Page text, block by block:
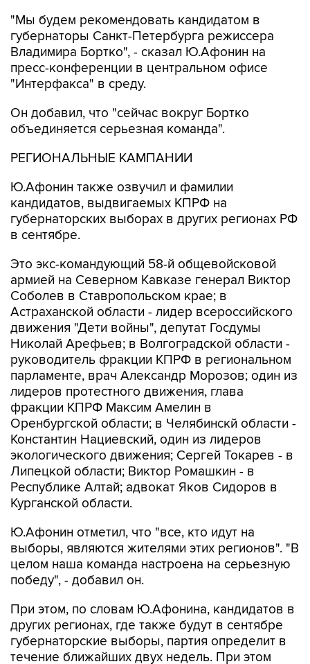
"Мы будем рекомендовать кандидатом в
губернаторы Санкт-Петербурга режиссера
Владимира Бортко", - сказал Ю.Афонин на
пресс-конференции в центральном офисе
"Интерфакса" в среду.
Он добавил, что "сейчас вокруг Бортко
объединяется серьезная команда".
РЕГИОНАЛЬНЫЕ КАМПАНИИ
Ю.Афонин также озвучил и фамилии
кандидатов, выдвигаемых КПРФ на
губернаторских выборах в других регионах РФ
в сентябре.
Это экс-командующий 58-й общевойсковой
армией на Северном Кавказе генерал Виктор
Соболев в Ставропольском крае; в
Астраханской области - лидер всероссийского
движения "Дети войны", депутат Госдумы
Николай Арефьев; в Волгоградской области -
руководитель фракции КПРФ в региональном
парламенте, врач Александр Морозов; один из
лидеров протестного движения, глава
фракции КПРФ Максим Амелин в
Оренбургской области; в Челябинскй области -
Константин Нациевский, один из лидеров
экологического движения; Сергей Токарев - в
Липецкой области; Виктор Ромашкин - в
Республике Алтай; адвокат Яков Сидоров в
Курганской области.
Ю.Афонин отметил, что "все, кто идут на
выборы, являются жителями этих регионов". "В
целом наша команда настроена на серьезную
победу", - добавил он.
При этом, по словам Ю.Афонина, кандидатов в
других регионах, где также будут в сентябре
губернаторские выборы, партия определит в
течение ближайших двух недель. При этом